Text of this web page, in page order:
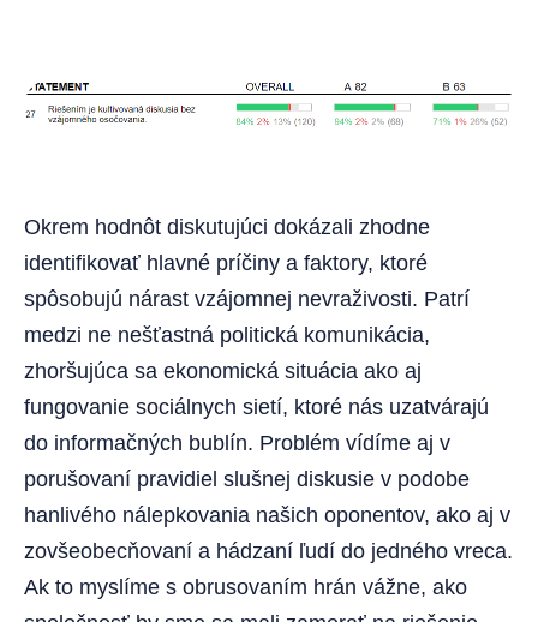
Okrem hodnôt diskutujúci dokázali zhodne
identifikovať hlavné príčiny a faktory, ktoré
spôsobujú nárast vzájomnej nevraživosti. Patrí
medzi ne nešťastná politická komunikácia,
zhoršujúca sa ekonomická situácia ako aj
fungovanie sociálnych sietí, ktoré nás uzatvárajú
do informačných bublín. Problém vídíme aj v
porušovaní pravidiel slušnej diskusie v podobe
hanlivého nálepkovania našich oponentov, ako aj v
zovšeobecňovaní a hádzaní ľudí do jedného vreca.
Ak to myslíme s obrusovaním hrán vážne, ako